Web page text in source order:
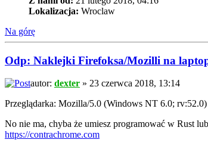
Lokalizacja: Wroclaw
Na górę
Odp: Naklejki Firefoksa/Mozilli na
autor: dexter » 23 czerwca 2018, 13:14
Przeglądarka: Mozilla/5.0 (Windows NT 6.0;
No nie ma, chyba że umiesz programować w Rust
https://contrachrome.com